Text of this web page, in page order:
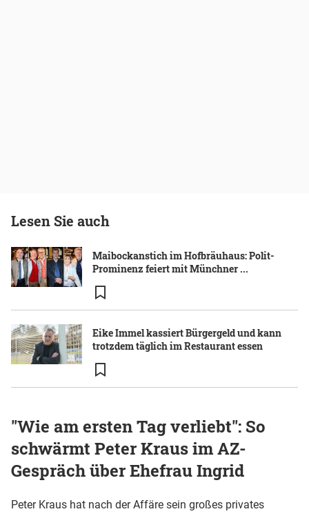
Lesen Sie auch
Maibockanstich im Hofbräuhaus: Polit-
Prominenz feiert mit Münchner ...
Eike Immel kassiert Bürgergeld und kann
trotzdem täglich im Restaurant essen
"Wie am ersten Tag verliebt": So
schwärmt Peter Kraus im AZ-
Gespräch über Ehefrau Ingrid
Peter Kraus hat nach der Affäre sein großes privates